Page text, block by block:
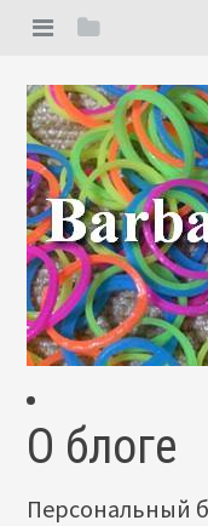
О блоге
Персональный